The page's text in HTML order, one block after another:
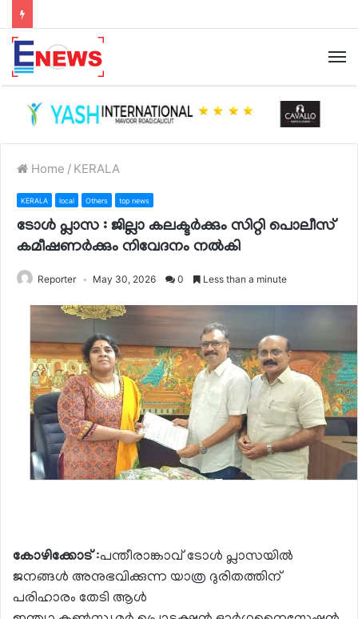
Home / KERALA
KERALA local Others top news
ടോൾ പ്ലാസ : ജില്ലാ കലക്ടർക്കും സിറ്റി പൊലീസ്
കമീഷണർക്കും നിവേദനം നൽകി
Reporter May 30, 2026 0 Less than a minute
കോഴിക്കോട്:പന്തീരാങ്കാവ് ടോൾ പ്ലാസയിൽ
ജനങ്ങൾ അനുഭവിക്കുന്ന യാത്ര ദുരിതത്തിന്
പരിഹാരം തേടി ആൾ